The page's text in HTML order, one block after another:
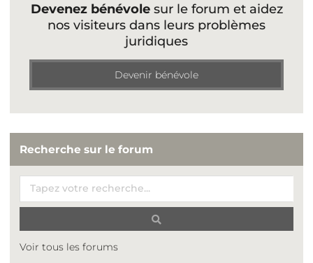
Devenez bénévolesur le forum et aidez
nos visiteurs dans leurs problèmes
juridiques
Devenir bénévole
Recherche sur le forum
Voir tous les forums